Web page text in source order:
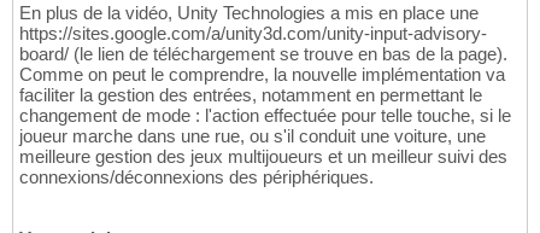
En plus de la vidéo, Unity Technologies a mis en place une
https://sites.google.com/a/unity3d.com/unity-input-advisory-
board/ (le lien de téléchargement se trouve en bas de la page).
Comme on peut le comprendre, la nouvelle implémentation va
faciliter la gestion des entrées, notamment en permettant le
changement de mode : l'action effectuée pour telle touche, si le
joueur marche dans une rue, ou s'il conduit une voiture, une
meilleure gestion des jeux multijoueurs et un meilleur suivi des
connexions/déconnexions des périphériques.